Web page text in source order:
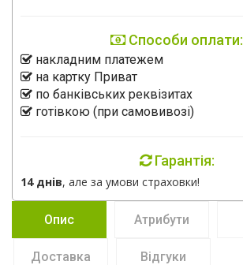
Способи оплати:
накладним платежем
на картку Приват
по банківських реквізитах
готівкою (при самовивозі)
Гарантія:
14 днів, але за умови страховки!
Опис Атрибути
Доставка Відгуки